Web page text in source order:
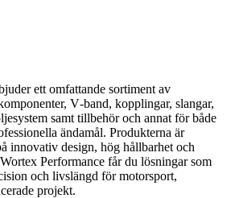
ett omfattande sortiment av
V‑band, kopplingar, slangar,
samt tillbehör och annat för både
ändamål. Produkterna är
innovativ design, hög hållbarhet och
Performance får du lösningar som
och livslängd för motorsport,
projekt.